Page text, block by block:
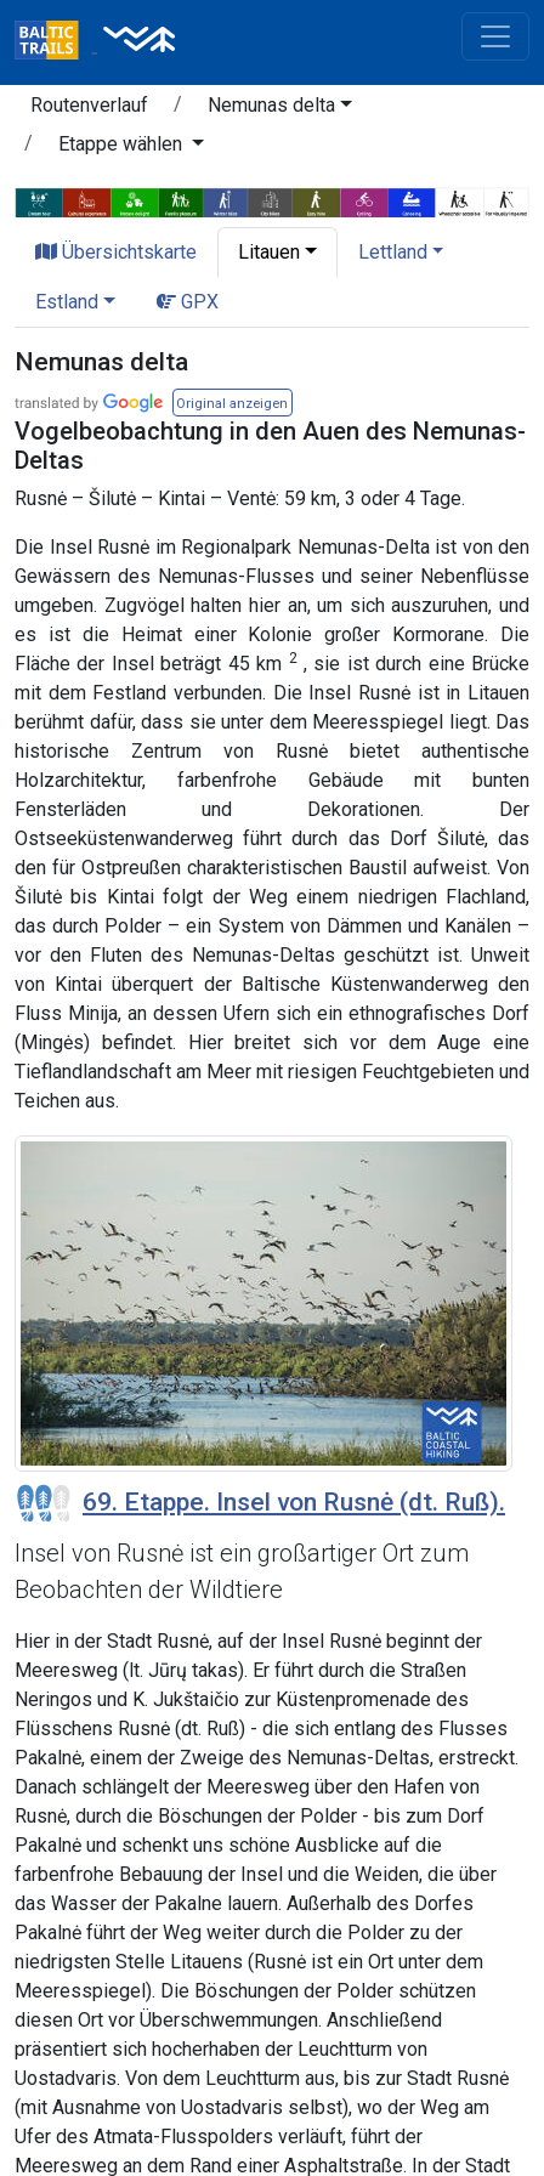
Routenverlauf
Nemunas delta
Etappe wählen
Übersichtskarte Litauen Lettland
Estland GPX
Nemunas delta
Original anzeigen
Vogelbeobachtung in den Auen des Nemunas-
Deltas
Rusnė – Šilutė – Kintai – Ventė: 59 km, 3 oder 4 Tage.
Die Insel Rusnė im Regionalpark Nemunas-Delta ist von den
Gewässern des Nemunas-Flusses und seiner Nebenflüsse
umgeben. Zugvögel halten hier an, um sich auszuruhen, und
es ist die Heimat einer Kolonie großer Kormorane. Die
Fläche der Insel beträgt 45 km 2, sie ist durch eine Brücke
mit dem Festland verbunden. Die Insel Rusnė ist in Litauen
berühmt dafür, dass sie unter dem Meeresspiegel liegt. Das
historische Zentrum von Rusnė bietet authentische
Holzarchitektur, farbenfrohe Gebäude mit bunten
Fensterläden und Dekorationen. Der
Ostseeküstenwanderweg führt durch das Dorf Šilutė, das
den für Ostpreußen charakteristischen Baustil aufweist. Von
Šilutė bis Kintai folgt der Weg einem niedrigen Flachland,
das durch Polder – ein System von Dämmen und Kanälen –
vor den Fluten des Nemunas-Deltas geschützt ist. Unweit
von Kintai überquert der Baltische Küstenwanderweg den
Fluss Minija, an dessen Ufern sich ein ethnografisches Dorf
(Mingės) befindet. Hier breitet sich vor dem Auge eine
Tieflandlandschaft am Meer mit riesigen Feuchtgebieten und
Teichen aus.
69. Etappe. Insel von Rusnė (dt. Ruß).
Insel von Rusnė ist ein großartiger Ort zum
Beobachten der Wildtiere
Hier in der Stadt Rusnė, auf der Insel Rusnė beginnt der
Meeresweg (lt. Jūrų takas). Er führt durch die Straßen
Neringos und K. Jukštaičio zur Küstenpromenade des
Flüsschens Rusnė (dt. Ruß) - die sich entlang des Flusses
Pakalnė, einem der Zweige des Nemunas-Deltas, erstreckt.
Danach schlängelt der Meeresweg über den Hafen von
Rusnė, durch die Böschungen der Polder - bis zum Dorf
Pakalnė und schenkt uns schöne Ausblicke auf die
farbenfrohe Bebauung der Insel und die Weiden, die über
das Wasser der Pakalne lauern. Außerhalb des Dorfes
Pakalnė führt der Weg weiter durch die Polder zu der
niedrigsten Stelle Litauens (Rusnė ist ein Ort unter dem
Meeresspiegel). Die Böschungen der Polder schützen
diesen Ort vor Überschwemmungen. Anschließend
präsentiert sich hocherhaben der Leuchtturm von
Uostadvaris. Von dem Leuchtturm aus, bis zur Stadt Rusnė
(mit Ausnahme von Uostadvaris selbst), wo der Weg am
Ufer des Atmata-Flusspolders verläuft, führt der
Meeresweg an dem Rand einer Asphaltstraße. In der Stadt